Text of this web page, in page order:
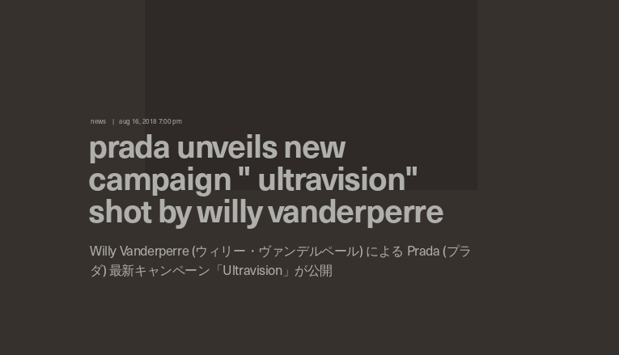
news aug 16, 2018 7:00 pm
prada unveils new
campaign " ultravision"
shot by willy vanderperre
Willy Vanderperre (ウィリー・ヴァンデルペール) による Prada (プラ
ダ) 最新キャンペーン「Ultravision」が公開